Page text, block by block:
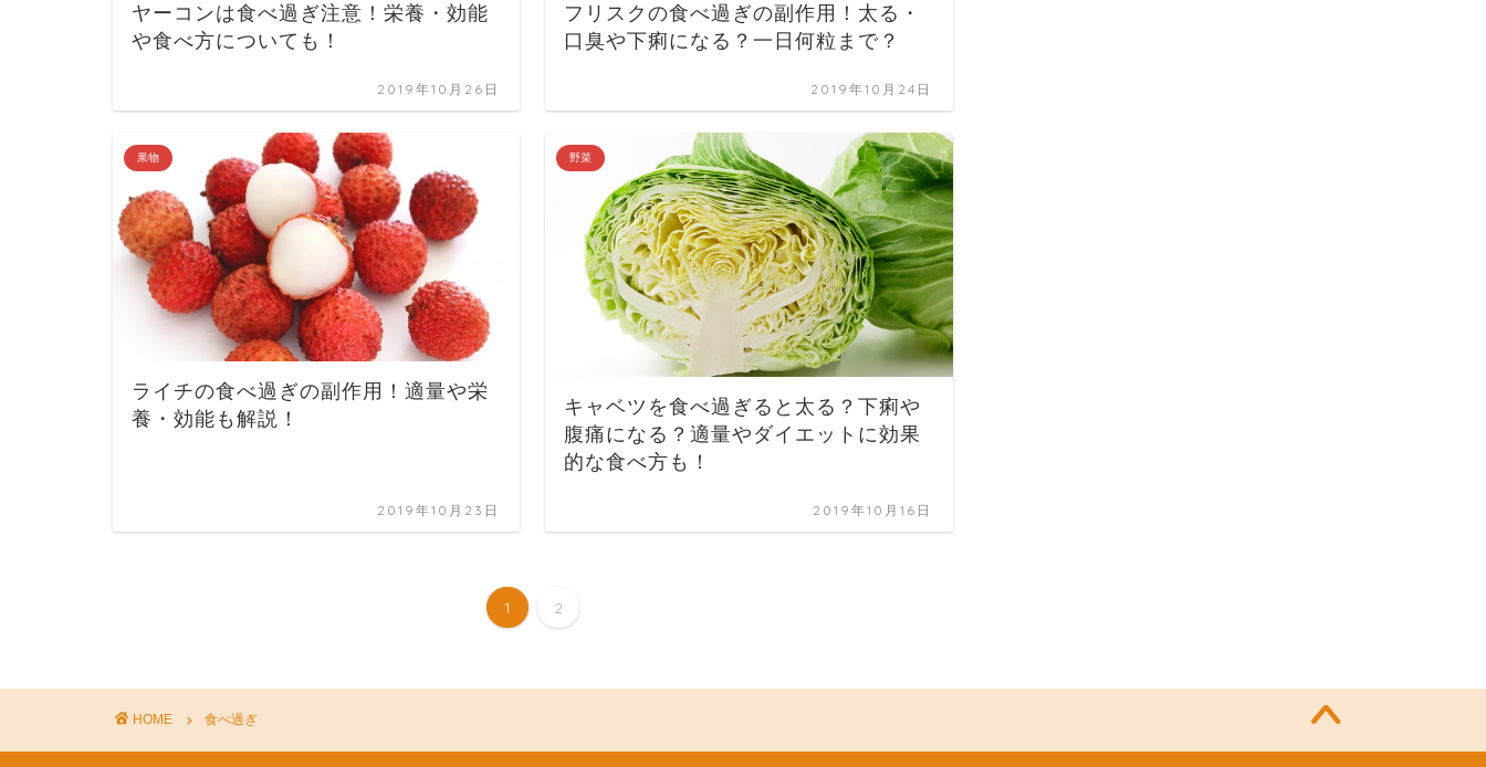
ヤーコンは食べ過ぎ注意！栄養・効能
や食べ方についても！
2019年10月26日
フリスクの食べ過ぎの副作用！太る・
口臭や下痢になる？一日何粒まで？
2019年10月24日
果物
ライチの食べ過ぎの副作用！適量や栄
養・効能も解説！
2019年10月23日
野菜
キャベツを食べ過ぎると太る？下痢や
腹痛になる？適量やダイエットに効果
的な食べ方も！
2019年10月16日
1 2
HOME 食べ過ぎ